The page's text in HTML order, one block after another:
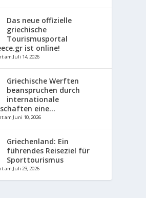
Das neue offizielle
griechische
Tourismusportal
ist online!
am Juli 14, 2026
Griechische Werften
beanspruchen durch
internationale
eine...
am Juni 10, 2026
Griechenland: Ein
führendes Reiseziel für
Sporttourismus
am Juli 23, 2026